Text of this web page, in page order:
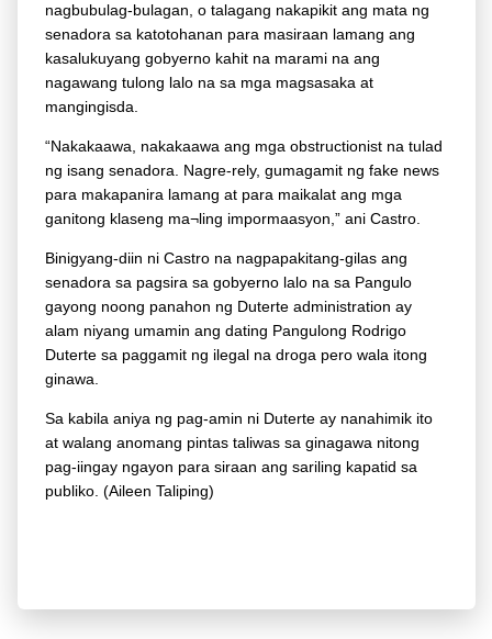
nagbubulag-bulagan, o talagang nakapikit ang mata ng
senadora sa katotohanan para masiraan lamang ang
kasalukuyang gobyerno kahit na marami na ang
nagawang tulong lalo na sa mga magsasaka at
mangingisda.
“Nakakaawa, nakakaawa ang mga obstructionist na tulad
ng isang senadora. Nagre-rely, gumagamit ng fake news
para makapanira lamang at para maikalat ang mga
ganitong klaseng ma¬ling impormaasyon,” ani Castro.
Binigyang-diin ni Castro na nagpapakitang-gilas ang
senadora sa pagsira sa gobyerno lalo na sa Pangulo
gayong noong panahon ng Duterte administration ay
alam niyang umamin ang dating Pangulong Rodrigo
Duterte sa paggamit ng ilegal na droga pero wala itong
ginawa.
Sa kabila aniya ng pag-amin ni Duterte ay nanahimik ito
at walang anomang pintas taliwas sa ginagawa nitong
pag-iingay ngayon para siraan ang sariling kapatid sa
publiko. (Aileen Taliping)